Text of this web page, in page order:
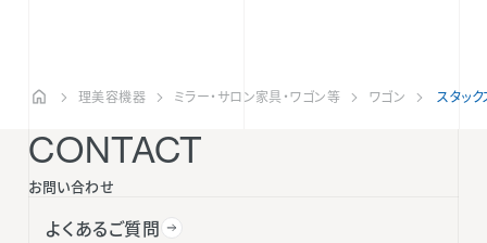
理美容機器 ミラー・サロン家具・ワゴン等 ワゴン スタッ
CONTACT
お問い合わせ
よくあるご質問